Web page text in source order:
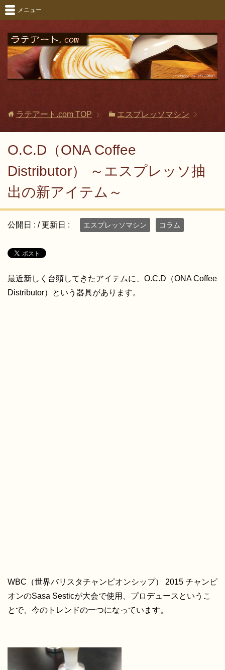
メニュー
ラテアート.com TOP エスプレッソマシン
O.C.D（ONA Coffee
Distributor） ～エスプレッソ抽
出の新アイテム～
公開日 : / 更新日 : エスプレッソマシン コラム
最近新しく台頭してきたアイテムに、O.C.D（ONA Coffee
Distributor）という器具があります。
WBC（世界バリスタチャンピオンシップ） 2015 チャンピ
オンのSasa Sesticが大会で使用、プロデュースというこ
とで、今のトレンドの一つになっています。